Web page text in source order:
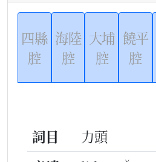
四縣
腔
海陸
腔
大埔
腔
饒平
腔
詞目
力頭